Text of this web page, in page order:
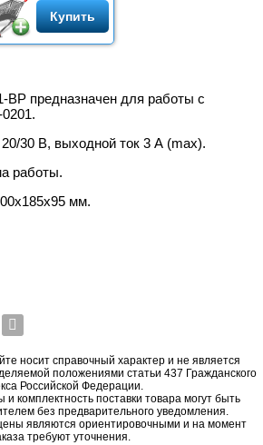
Купить
BP предназначен для работы с
30 В, выходной ток 3 А (max).
работы.
мм.
носит справочный характер и не является
положениями статьи 437 Гражданского
Российской Федерации.
комплектность поставки товара могут быть
без предварительного уведомления.
являются ориентировочными и на момент
требуют уточнения.